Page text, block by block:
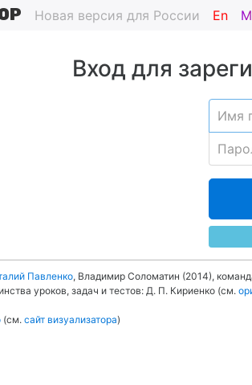
Новая версия для России En
Вход для
Павленко, Владимир Соломатин (2014),
уроков, задач и тестов: Д. П. Кириенко (см.
(см. сайт визуализатора)